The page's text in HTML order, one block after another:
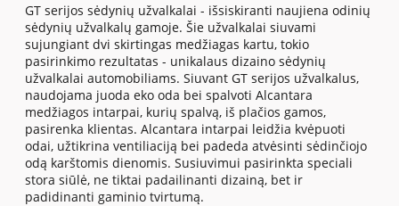
GT serijos sėdynių užvalkalai - išsiskiranti naujiena odinių
sėdynių užvalkalų gamoje. Šie užvalkalai siuvami
sujungiant dvi skirtingas medžiagas kartu, tokio
pasirinkimo rezultatas - unikalaus dizaino sėdynių
užvalkalai automobiliams. Siuvant GT serijos užvalkalus,
naudojama juoda eko oda bei spalvoti Alcantara
medžiagos intarpai, kurių spalvą, iš plačios gamos,
pasirenka klientas. Alcantara intarpai leidžia kvėpuoti
odai, užtikrina ventiliaciją bei padeda atvėsinti sėdinčiojo
odą karštomis dienomis. Susiuvimui pasirinkta speciali
stora siūlė, ne tiktai padailinanti dizainą, bet ir
padidinanti gaminio tvirtumą.